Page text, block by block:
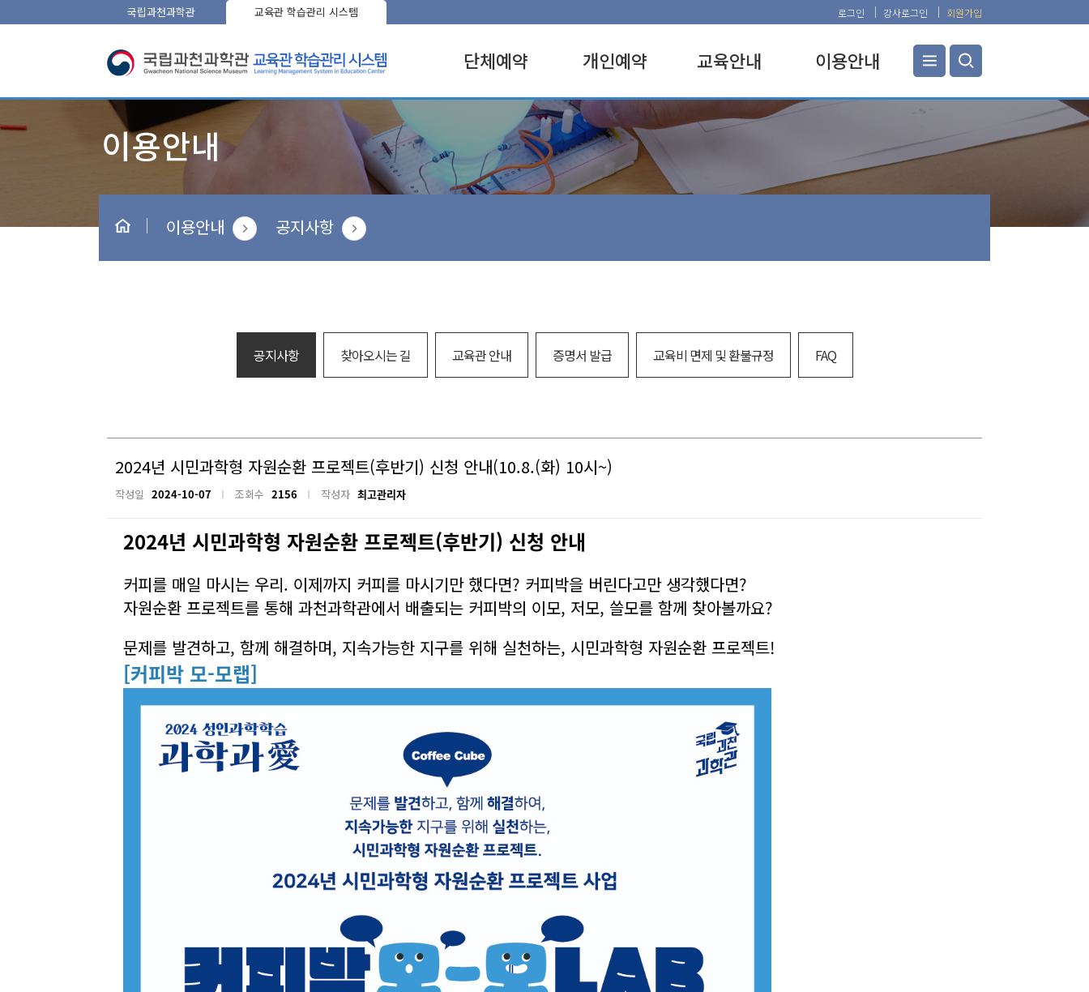
국립과천과학관 교육관 학습관리 시스템 로그인 강사로그인 회원가입
단체예약
중
고
개인예약
유아
초
교육안내
전체교육안내
주제탐구과정
창작탐구과정
과학나눔과정
이용안내
교육관 안내
이용안내 공지사항
공지사항 찾아오시는 길 교육관 안내 증명서 발급 교육비 면제 및 환불규정 FAQ
2024년 시민과학형 자원순환 프로젝트(후반기) 신청 안내(10.8.(화) 10시~)
작성일 2024-10-07 조회수 2156 작성자 최고관리자
2024년 시민과학형 자원순환 프로젝트(후반기) 신청 안내
커피를 매일 마시는 우리. 이제까지 커피를 마시기만 했다면? 커피박을 버린다고만 생각했다면?
자원순환 프로젝트를 통해 과천과학관에서 배출되는 커피박의 이모, 저모, 쓸모를 함께 찾아볼까요?
문제를 발견하고, 함께 해결하며, 지속가능한 지구를 위해 실천하는, 시민과학형 자원순환 프로젝트!
[커피박 모-모랩]